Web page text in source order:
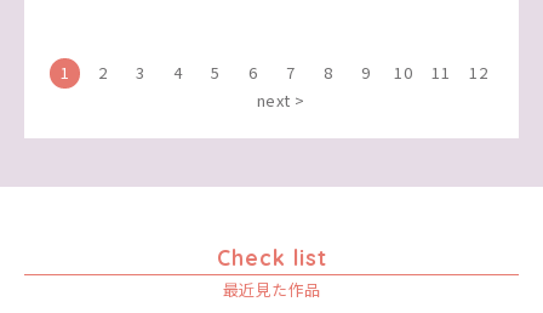
1 2 3 4 5 6 7 8 9 10 11
12
next >
Check list
最近見た作品